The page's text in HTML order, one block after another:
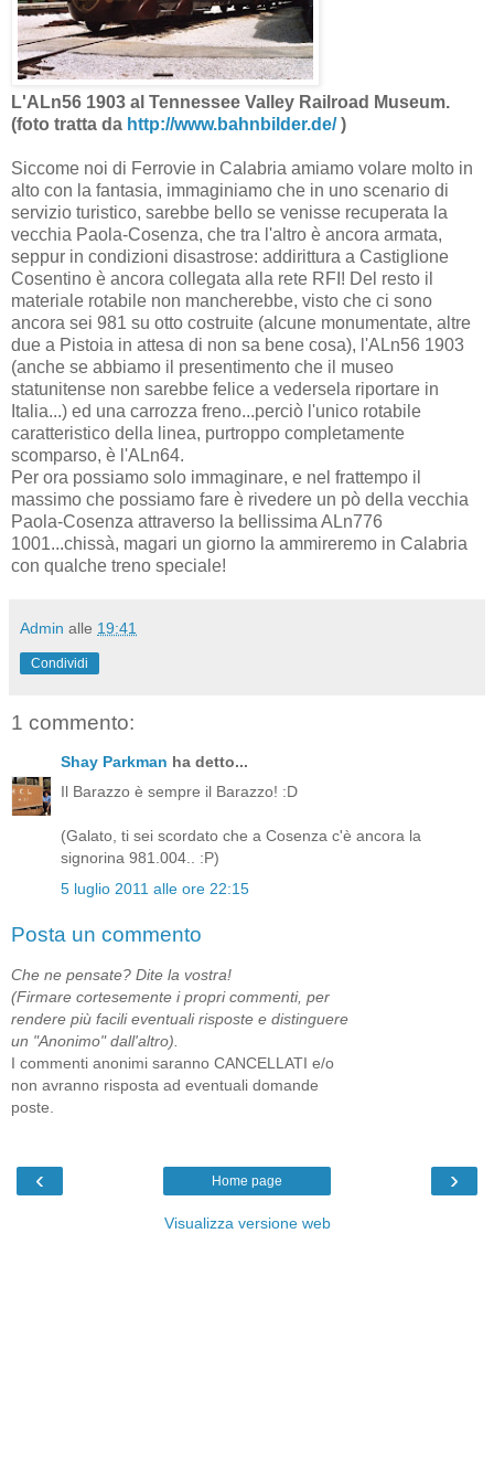
L'ALn56 1903 al Tennessee Valley Railroad Museum.
(foto tratta da http://www.bahnbilder.de/)
Siccome noi di Ferrovie in Calabria amiamo volare molto in
alto con la fantasia, immaginiamo che in uno scenario di
servizio turistico, sarebbe bello se venisse recuperata la
vecchia Paola-Cosenza, che tra l'altro è ancora armata,
seppur in condizioni disastrose: addirittura a Castiglione
Cosentino è ancora collegata alla rete RFI! Del resto il
materiale rotabile non mancherebbe, visto che ci sono
ancora sei 981 su otto costruite (alcune monumentate, altre
due a Pistoia in attesa di non sa bene cosa), l'ALn56 1903
(anche se abbiamo il presentimento che il museo
statunitense non sarebbe felice a vedersela riportare in
Italia...) ed una carrozza freno...perciò l'unico rotabile
caratteristico della linea, purtroppo completamente
scomparso, è l'ALn64.
Per ora possiamo solo immaginare, e nel frattempo il
massimo che possiamo fare è rivedere un pò della vecchia
Paola-Cosenza attraverso la bellissima ALn776
1001...chissà, magari un giorno la ammireremo in Calabria
con qualche treno speciale!
Admin alle 19:41
Condividi
1 commento:
Shay Parkman ha detto...
Il Barazzo è sempre il Barazzo! :D
(Galato, ti sei scordato che a Cosenza c'è ancora la
signorina 981.004.. :P)
5 luglio 2011 alle ore 22:15
Posta un commento
Che ne pensate? Dite la vostra!
(Firmare cortesemente i propri commenti, per
rendere più facili eventuali risposte e distinguere
un "Anonimo" dall'altro).
I commenti anonimi saranno CANCELLATI e/o
non avranno risposta ad eventuali domande
poste.
‹ ›
Home page
Visualizza versione web